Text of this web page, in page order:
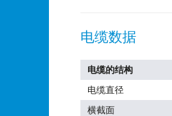
电缆数据
电缆的结构
电缆直径
横截面